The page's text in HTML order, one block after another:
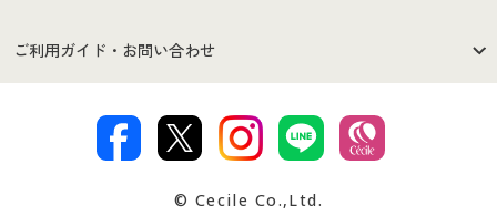
セシールご利用規約
著作権・商標について 会社案内
商品カテゴリ
ご利用ガイド・お問い合わせ
交換・返品は お支払は
© Cecile Co.,Ltd.